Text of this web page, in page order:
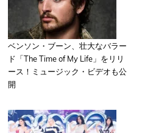
ベンソン・ブーン、壮大なバラー
ド「The Time of My Life」をリリ
ース！ミュージック・ビデオも公
開